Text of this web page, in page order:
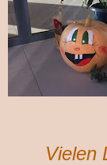
Vielen